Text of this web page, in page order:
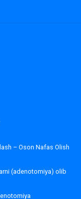
– Oson Nafas Olish
(adenotomiya) olib